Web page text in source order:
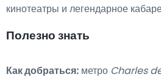
кинотеатры и легендарное
Полезно знать
Как добраться: метро Charles